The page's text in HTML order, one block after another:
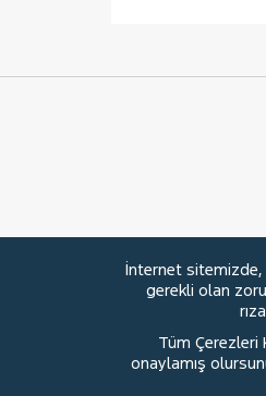
İnternet sitemizde,
gerekli olan
Tüm Çerezleri
onaylamış